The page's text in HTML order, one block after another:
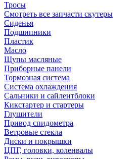
Тросы
Смотреть все запчасти скутеры
Сиденья
Подшипники
Пластик
Масло
Щупы масляные
Приборные панели
Тормозная система
Система охлаждения
Сальники и сайлентблоки
Кикстартер и стартеры
Глушители
Привод спидометра
Ветровые стекла
Диски и покрышки
ЦПГ, головки, коленвалы